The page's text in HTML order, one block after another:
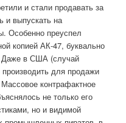
и стали продавать за
и выпускать на
Особенно преуспел
копией АК-47, буквально
Даже в США (случай
для продажи
контрафактное
не только его
но и видимой